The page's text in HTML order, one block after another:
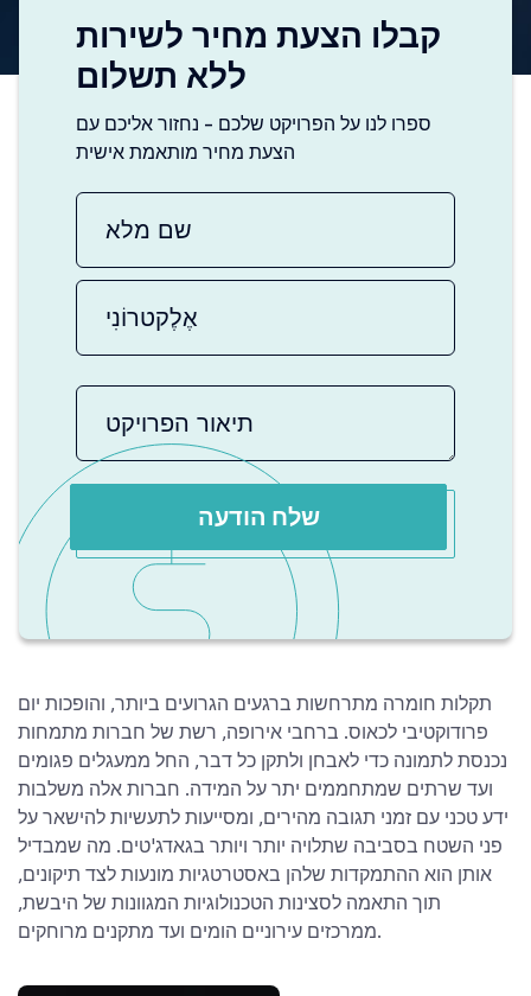
קבלו הצעת מחיר לשירות
ללא תשלום
ספרו לנו על הפרויקט שלכם - נחזור אליכם עם
הצעת מחיר מותאמת אישית
שלח הודעה
תקלות חומרה מתרחשות ברגעים הגרועים ביותר, והופכות יום
פרודוקטיבי לכאוס. ברחבי אירופה, רשת של חברות מתמחות
נכנסת לתמונה כדי לאבחן ולתקן כל דבר, החל ממעגלים פגומים
ועד שרתים שמתחממים יתר על המידה. חברות אלה משלבות
ידע טכני עם זמני תגובה מהירים, ומסייעות לתעשיות להישאר על
פני השטח בסביבה שתלויה יותר ויותר בגאדג'טים. מה שמבדיל
אותן הוא ההתמקדות שלהן באסטרטגיות מונעות לצד תיקונים,
תוך התאמה לסצינות הטכנולוגיות המגוונות של היבשת,
ממרכזים עירוניים הומים ועד מתקנים מרוחקים.